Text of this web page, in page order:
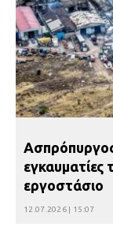
εγκαυματίες
εργοστάσιο
12.07.2026 | 15:07